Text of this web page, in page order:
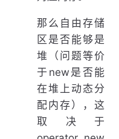
那么自由存储
区是否能够是
堆（问题等价
于new是否能
在堆上动态分
配内存），这
取决于